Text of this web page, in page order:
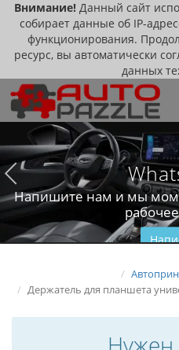
Внимание! Данный сайт
собирает данные об IP-
функционирования.
ресурс, вы автоматически
данных
Напишите нам и мы
Держатель для планшета